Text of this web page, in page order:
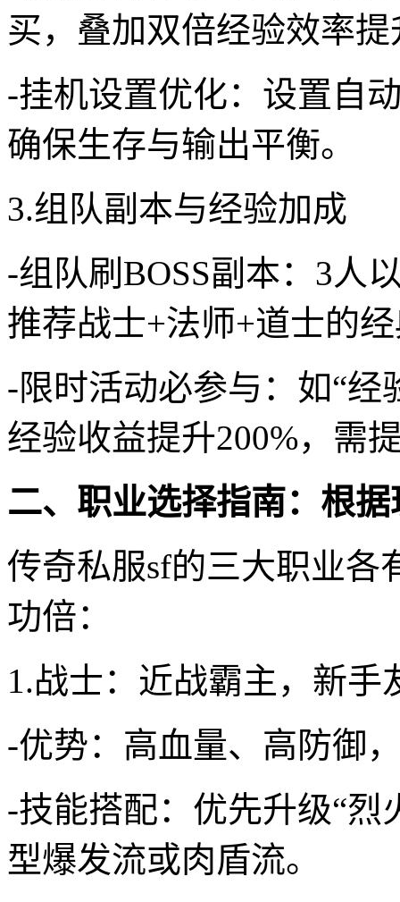
买，叠加双倍经验效率提
-挂机设置优化：设置自
确保生存与输出平衡。
3.组队副本与经验加成
-组队刷BOSS副本：3人
推荐战士+法师+道士的
-限时活动必参与：如“经
经验收益提升200%，需
二、职业选择指南：根
传奇私服sf的三大职业各
功倍：
1.战士：近战霸主，新手
-优势：高血量、高防御
-技能搭配：优先升级“烈
型爆发流或肉盾流。